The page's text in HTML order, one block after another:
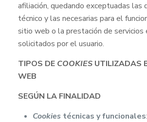
afiliación, quedando exceptuadas las
técnico y las necesarias para el
sitio web o la prestación de servicios
solicitados por el usuario.
TIPOS DE COOKIES UTILIZADAS
WEB
SEGÚN LA FINALIDAD
Cookies técnicas y funcionales